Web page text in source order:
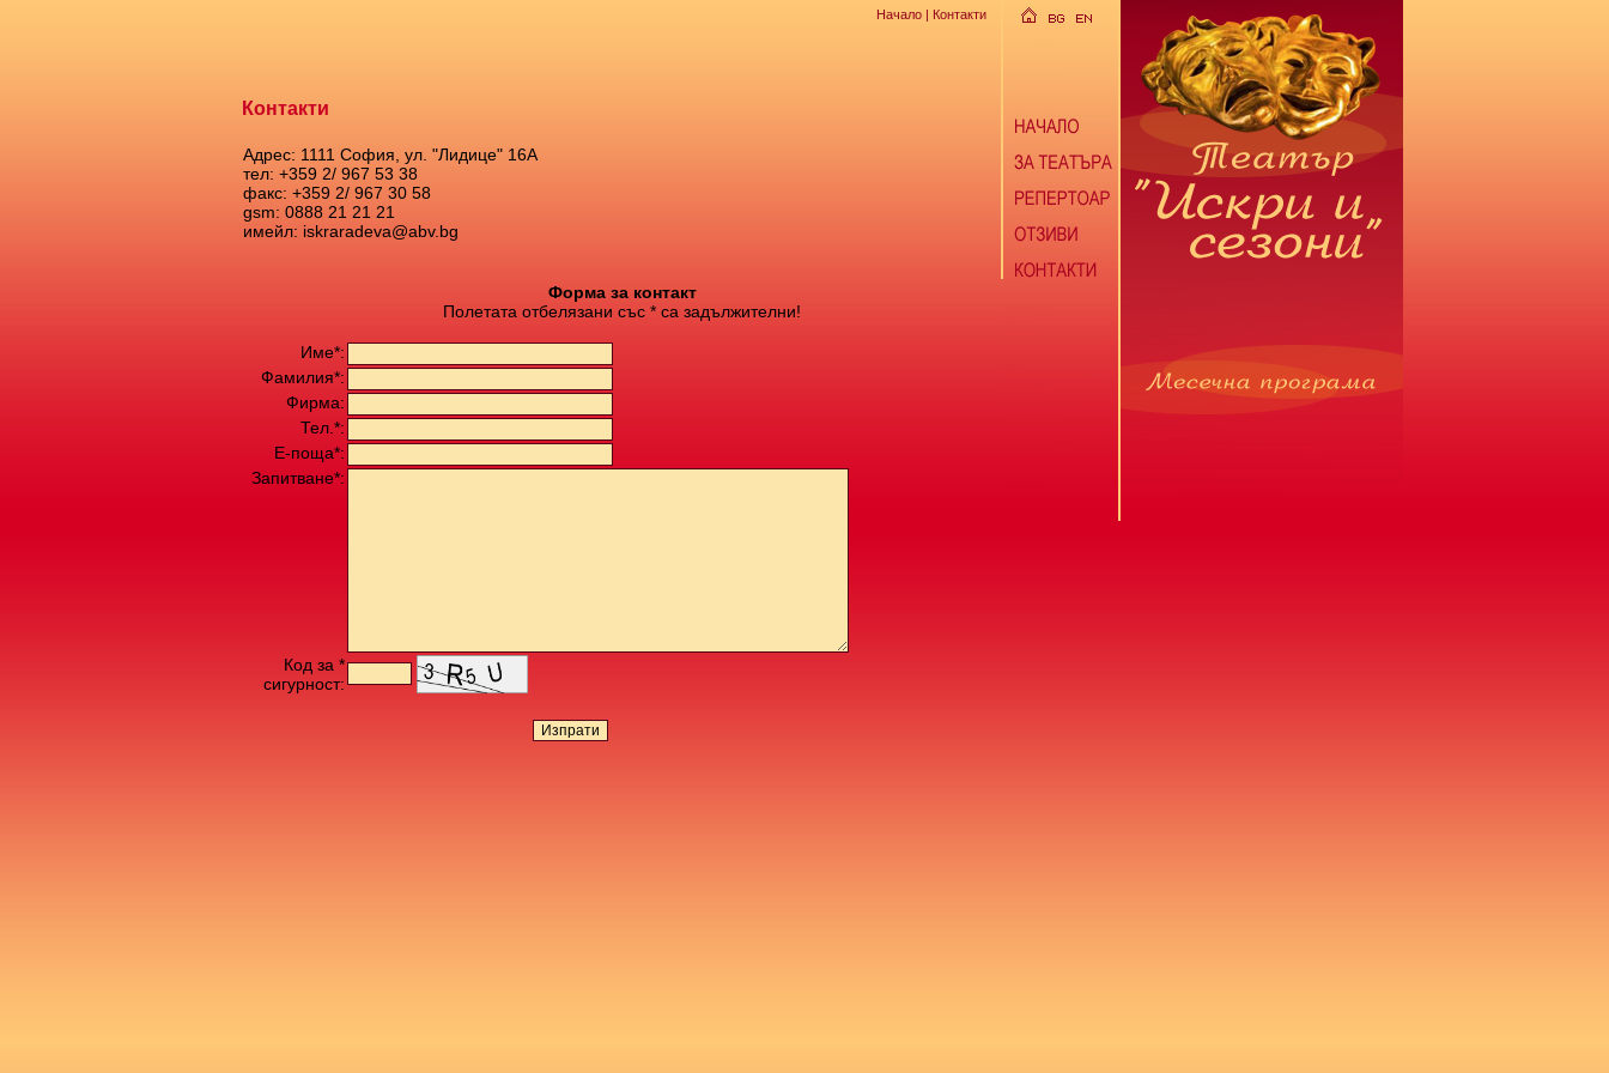
Начало | Контакти
Контакти
Адрес: 1111 София, ул. "Лидице" 16А
тел: +359 2/ 967 53 38
факс: +359 2/ 967 30 58
gsm: 0888 21 21 21
имейл: iskraradeva@abv.bg
Форма за контакт
Полетата отбелязани със * са задължителни!
Име*:
Фамилия*:
Фирма:
Тел.*:
Е-поща*:
Запитване*:
Код за *
сигурност: